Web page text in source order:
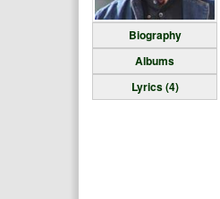
Biography
Albums
Lyrics (4)